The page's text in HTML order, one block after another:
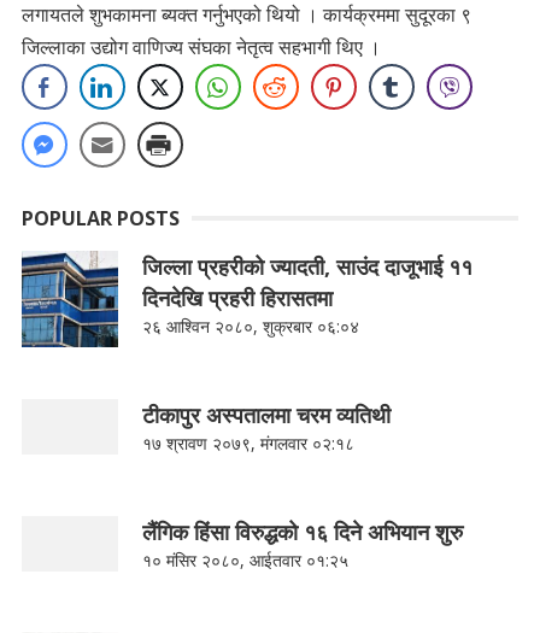
लगायतले शुभकामना ब्यक्त गर्नुभएको थियो । कार्यक्रममा सुदूरका ९
जिल्लाका उद्योग वाणिज्य संघका नेतृत्व सहभागी थिए ।
POPULAR POSTS
जिल्ला प्रहरीको ज्यादती, साउंद दाजूभाई ११
दिनदेखि प्रहरी हिरासतमा
२६ आश्विन २०८०, शुक्रबार ०६:०४
टीकापुर अस्पतालमा चरम व्यतिथी
१७ श्रावण २०७९, मंगलवार ०२:१८
लैंगिक हिंसा विरुद्धको १६ दिने अभियान शुरु
१० मंसिर २०८०, आईतवार ०१:२५